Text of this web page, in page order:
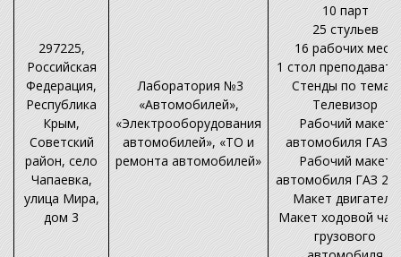
297225,
Российская
Федерация,
Республика
Крым,
Советский
район, село
Чапаевка,
улица Мира,
дом 3
Лаборатория №3
«Автомобилей»,
«Электрооборудования
автомобилей», «ТО и
ремонта автомобилей»
10 парт
25 стульев
16 рабочих мест
1 стол
Стенды по темам
Телевизор
Рабочий макет
автомобиля ГАЗ
Рабочий макет
автомобиля ГАЗ
Макет двигателя
Макет ходовой
грузового